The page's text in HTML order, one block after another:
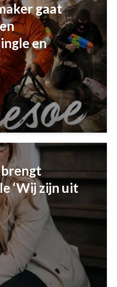
gaat
en
‘Wij zijn uit